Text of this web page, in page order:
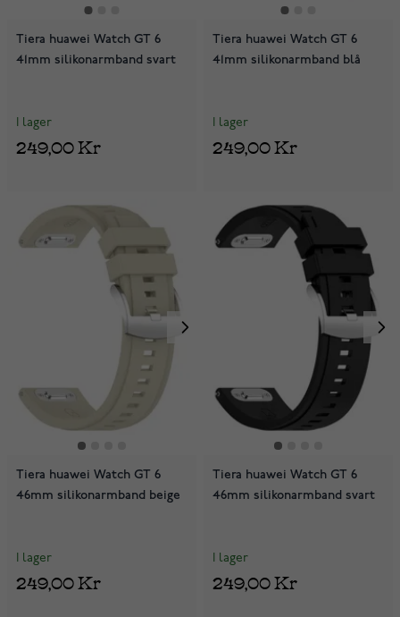
Tiera huawei Watch GT 6
41mm silikonarmband svart
I lager
249,00 Kr
Tiera huawei Watch GT 6
41mm silikonarmband blå
I lager
249,00 Kr
Tiera huawei Watch GT 6
46mm silikonarmband beige
I lager
249,00 Kr
Tiera huawei Watch GT 6
46mm silikonarmband svart
I lager
249,00 Kr